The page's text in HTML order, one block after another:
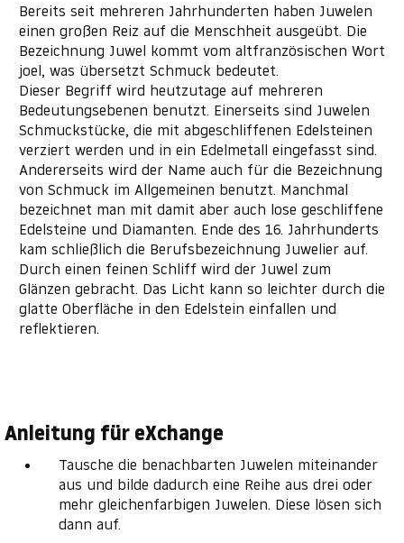
Bereits seit mehreren Jahrhunderten haben Juwelen
einen großen Reiz auf die Menschheit ausgeübt. Die
Bezeichnung Juwel kommt vom altfranzösischen Wort
joel, was übersetzt Schmuck bedeutet.
Dieser Begriff wird heutzutage auf mehreren
Bedeutungsebenen benutzt. Einerseits sind Juwelen
Schmuckstücke, die mit abgeschliffenen Edelsteinen
verziert werden und in ein Edelmetall eingefasst sind.
Andererseits wird der Name auch für die Bezeichnung
von Schmuck im Allgemeinen benutzt. Manchmal
bezeichnet man mit damit aber auch lose geschliffene
Edelsteine und Diamanten. Ende des 16. Jahrhunderts
kam schließlich die Berufsbezeichnung Juwelier auf.
Durch einen feinen Schliff wird der Juwel zum
Glänzen gebracht. Das Licht kann so leichter durch die
glatte Oberfläche in den Edelstein einfallen und
reflektieren.
Anleitung für eXchange
Tausche die benachbarten Juwelen miteinander
aus und bilde dadurch eine Reihe aus drei oder
mehr gleichenfarbigen Juwelen. Diese lösen sich
dann auf.